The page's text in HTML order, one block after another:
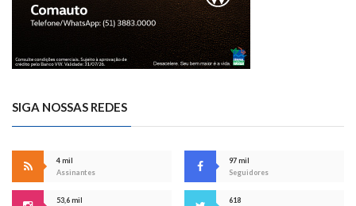
SIGA NOSSAS REDES
4 mil
Assinantes
97 mil
Seguidores
53,6 mil
618